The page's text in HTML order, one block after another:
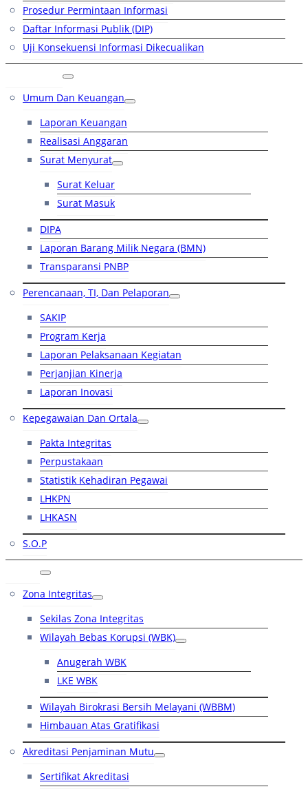
Prosedur Permintaan Informasi
Daftar Informasi Publik (DIP)
Uji Konsekuensi Informasi Dikecualikan
Umum Dan Keuangan
Laporan Keuangan
Realisasi Anggaran
Surat Menyurat
Surat Keluar
Surat Masuk
DIPA
Laporan Barang Milik Negara (BMN)
Transparansi PNBP
Perencanaan, TI, Dan Pelaporan
SAKIP
Program Kerja
Laporan Pelaksanaan Kegiatan
Perjanjian Kinerja
Laporan Inovasi
Kepegawaian Dan Ortala
Pakta Integritas
Perpustakaan
Statistik Kehadiran Pegawai
LHKPN
LHKASN
S.O.P
Zona Integritas
Sekilas Zona Integritas
Wilayah Bebas Korupsi (WBK)
Anugerah WBK
LKE WBK
Wilayah Birokrasi Bersih Melayani (WBBM)
Himbauan Atas Gratifikasi
Akreditasi Penjaminan Mutu
Sertifikat Akreditasi